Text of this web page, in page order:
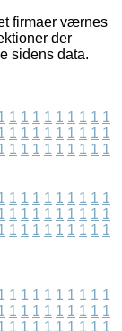
firmaer værnes
der
sidens data.
1 1 1 1 1 1 1 1 1
1 1 1 1 1 1 1 1 1
1 1 1 1 1 1 1 1 1
1 1 1 1 1 1 1 1 1
1 1 1 1 1 1 1 1 1
1 1 1 1 1 1 1 1 1
1 1 1 1 1 1 1 1 1
1 1 1 1 1 1 1 1 1
1 1 1 1 1 1 1 1 1